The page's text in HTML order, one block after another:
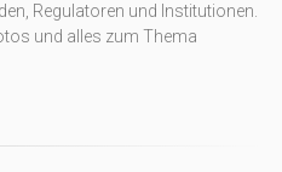
Regulatoren und Institutionen.
und alles zum Thema